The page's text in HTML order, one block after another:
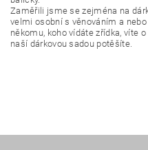
Zaměřili jsme se zejména na
velmi osobní s věnováním a
někomu, koho vídáte zřídka, víte
naší dárkovou sadou potěšíte.